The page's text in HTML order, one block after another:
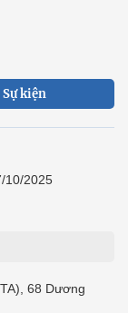
Sự kiện
10/2025
68 Dương